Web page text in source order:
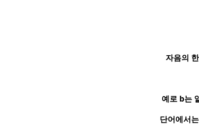
자음의
예로 b는
단어에서는